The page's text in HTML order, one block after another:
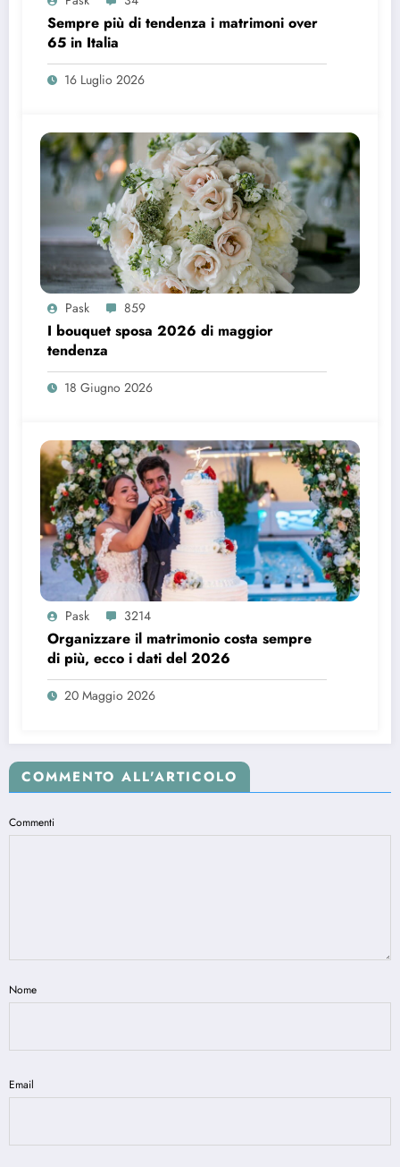
Sempre più di tendenza i matrimoni over
65 in Italia
16 Luglio 2026
Pask 859
I bouquet sposa 2026 di maggior
tendenza
18 Giugno 2026
Pask 3214
Organizzare il matrimonio costa sempre
di più, ecco i dati del 2026
20 Maggio 2026
COMMENTO ALL'ARTICOLO
Commenti
Nome
Email